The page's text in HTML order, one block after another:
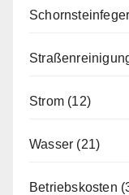
Schornsteinfeger
Strom (12)
Wasser (21)
Betriebskosten